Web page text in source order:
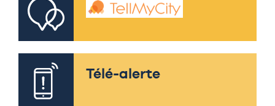
Télé-alerte